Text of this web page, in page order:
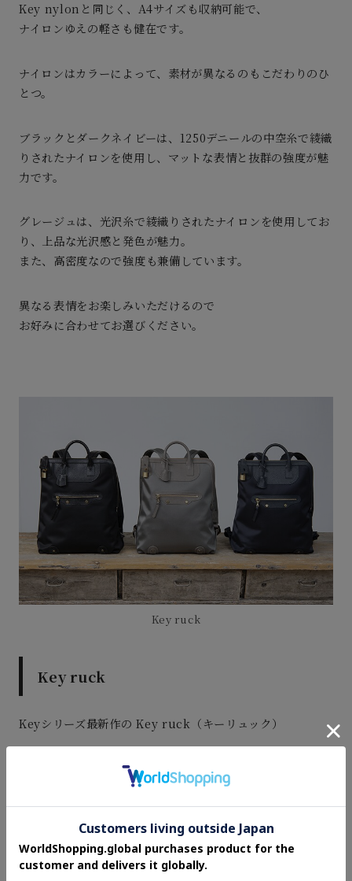
Key nylonと同じく、A4サイズも収納可能で、
ナイロンゆえの軽さも健在です。
ナイロンはカラーによって、素材が異なるのもこだわりのひ
とつ。
ブラックとダークネイビーは、1250デニールの中空糸で綾織
りされたナイロンを使用し、 マットな表情と抜群の強度が魅
力です。
グレージュは、光沢糸で綾織りされたナイロンを使用してお
り、上品な光沢感と発色が魅力。
また、高密度なので強度も兼備しています。
異なる表情をお楽しみいただけるので
お好みに合わせてお選びください。
Key ruck
Key ruck
Keyシリーズ最新作の Key ruck（キーリュック）
上品かつクラシックな佇まいはそのままに
機能性も兼ね備えたバックパックに仕上げました。
L字ジップなので間口が広く開き、
荷物の出し入れがスムーズ。
クッション入りのPCスリーブが内蔵されているので、